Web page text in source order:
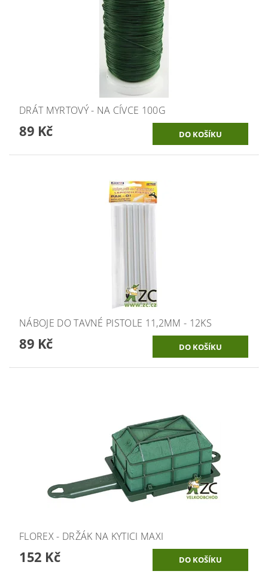
DRÁT MYRTOVÝ - NA CÍVCE 100G
89 Kč
NÁBOJE DO TAVNÉ PISTOLE 11,2MM - 12KS
89 Kč
FLOREX - DRŽÁK NA KYTICI MAXI
152 Kč